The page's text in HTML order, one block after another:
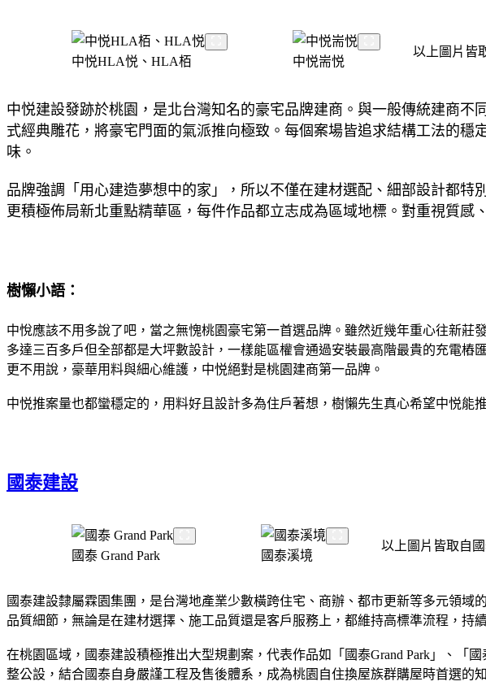
中悦HLA悦、HLA栢 中悦耑悦
以上圖片皆
中悦建設發跡於桃園，是北台灣知名的豪宅品牌建商。與一般傳統建商
式經典雕花，將豪宅門面的氣派推向極致。每個案場皆追求結構工法的
味。​
品牌強調「用心建造夢想中的家」，所以不僅在建材選配、細部設計都
更積極佈局新北重點精華區，每件作品都立志成為區域地標。對重視質
樹懶小語：
中悅應該不用多說了吧，當之無愧桃園豪宅第一首選品牌。雖然近幾年重心往新
多達三百多戶但全部都是大坪數設計，一樣能區權會通過安裝最高階最貴的充電
更不用說，豪華用料與細心維護，中悦絕對是桃園建商第一品牌。
中悦推案量也都蠻穩定的，用料好且設計多為住戶著想，樹懶先生真心希望中悦能
國泰建設
國泰 Grand Park 國泰溪境
以上圖片皆取自
國泰建設隸屬霖園集團，是台灣地產業少數橫跨住宅、商辦、都市更新等多元領
品質細節，無論是在建材選擇、施工品質還是客戶服務上，都維持高標準流程，持
在桃園區域，國泰建設積極推出大型規劃案，代表作品如「國泰Grand Park」、
整公設，結合國泰自身嚴謹工程及售後體系，成為桃園自住換屋族群購屋時首選的